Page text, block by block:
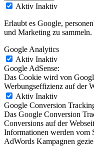
Aktiv Inaktiv
Erlaubt es Google,
und Marketing zu sammeln.
Google Analytics
Aktiv Inaktiv
Google AdSense:
Das Cookie wird von
Werbungseffizienz auf der
Aktiv Inaktiv
Google Conversion
Das Google Conversion
Conversions auf der
Informationen werden vom
AdWords Kampagnen